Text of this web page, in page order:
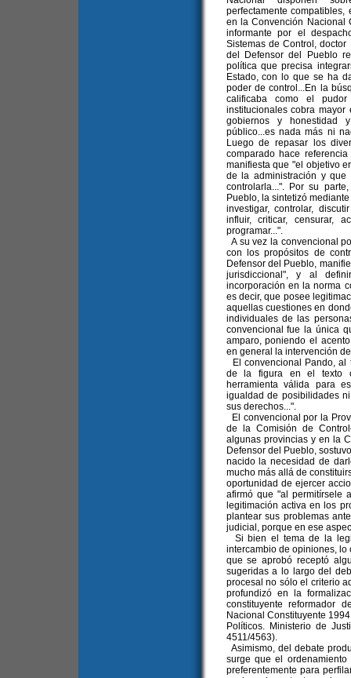
perfectamente
en la Convención Nacional
informante por el
Sistemas de Control,
del Defensor del Pueblo
política que precisa
Estado, con lo que se ha
poder de control...En la
calificaba como el
institucionales cobra
gobiernos y honestidad
público...es nada más ni
Luego de repasar los
comparado hace
manifiesta que "el objetivo
de la administración y
controlarla...". Por su
Pueblo, la sintetizó
investigar, controlar,
influir, criticar, censurar,
programar...".
A su vez la convencional
con los propósitos de
Defensor del Pueblo,
jurisdiccional", y al
incorporación en la norma
es decir, que posee
aquellas cuestiones en
individuales de las
convencional fue la única
amparo, poniendo el
en general la intervención
El convencional Pando, al
de la figura en el texto
herramienta válida para
igualdad de posibilidades
sus derechos...".
El convencional por la
de la Comisión de
algunas provincias y en la
Defensor del Pueblo,
nacido la necesidad de
mucho más allá de
oportunidad de ejercer
afirmó que "al permitírsele
legitimación activa en los
plantear sus problemas
judicial, porque en ese
Si bien el tema de la
intercambio de opiniones,
que se aprobó receptó
sugeridas a lo largo del
procesal no sólo el criterio
profundizó en la
constituyente reformador
Nacional Constituyente
Políticos. Ministerio de
4511/4563).
Asimismo, del debate
surge que el
preferentemente para